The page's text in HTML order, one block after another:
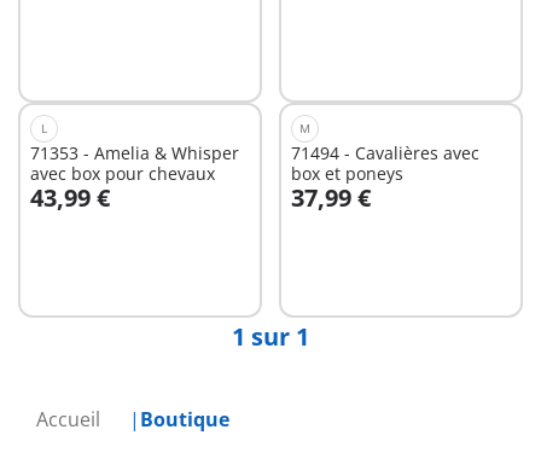
Accueil Boutique
L
71353 - Amelia & Whisper
avec box pour chevaux
43,99 €
M
71494 - Cavalières avec
box et poneys
37,99 €
1 sur 1